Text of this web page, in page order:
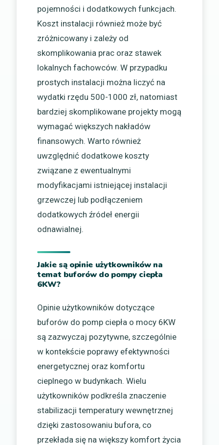
pojemności i dodatkowych funkcjach.
Koszt instalacji również może być
zróżnicowany i zależy od
skomplikowania prac oraz stawek
lokalnych fachowców. W przypadku
prostych instalacji można liczyć na
wydatki rzędu 500-1000 zł, natomiast
bardziej skomplikowane projekty mogą
wymagać większych nakładów
finansowych. Warto również
uwzględnić dodatkowe koszty
związane z ewentualnymi
modyfikacjami istniejącej instalacji
grzewczej lub podłączeniem
dodatkowych źródeł energii
odnawialnej.
Jakie są opinie użytkowników na
temat buforów do pompy ciepła
6KW?
Opinie użytkowników dotyczące
buforów do pomp ciepła o mocy 6KW
są zazwyczaj pozytywne, szczególnie
w kontekście poprawy efektywności
energetycznej oraz komfortu
cieplnego w budynkach. Wielu
użytkowników podkreśla znaczenie
stabilizacji temperatury wewnętrznej
dzięki zastosowaniu bufora, co
przekłada się na większy komfort życia